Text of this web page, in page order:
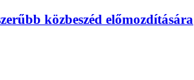
közbeszéd előmozdítására